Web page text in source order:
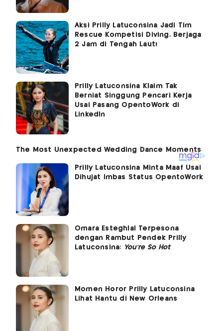
Aksi Prilly Latuconsina Jadi Tim
Rescue Kompetisi Diving, Berjaga
2 Jam di Tengah Laut!
Prilly Latuconsina Klaim Tak
Berniat Singgung Pencari Kerja
Usai Pasang OpentoWork di
LinkedIn
Prilly Latuconsina Minta Maaf Usai
Dihujat Imbas Status OpentoWork
Omara Esteghlal Terpesona
dengan Rambut Pendek Prilly
Latuconsina: You’re So Hot
Momen Horor Prilly Latuconsina
Lihat Hantu di New Orleans